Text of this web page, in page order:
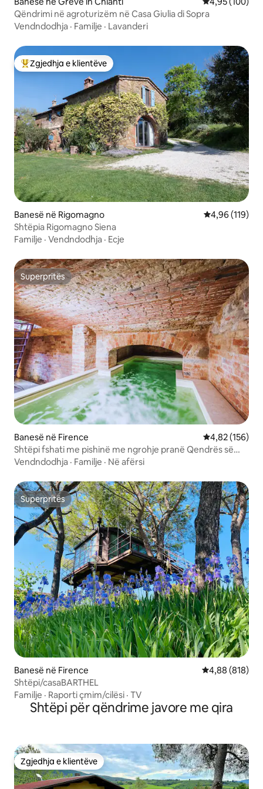
Qëndrimi në agroturizëm në Casa Giulia di Sopra
Vendndodhja · Familje · Lavanderi
Më të mirat e zgjedhjeve të klientëve
Zgjedhja e klientëve
Banesë në Rigomagno Vlerësimi
4,96 (119)
Shtëpia Rigomagno Siena
Familje · Vendndodhja · Ecje
Superpritës
Superpritës
Banesë në Firence Vlerësimi
4,82 (156)
Shtëpi fshati me pishinë me ngrohje pranë Qendrës së
qytetit
Vendndodhja · Familje · Në afërsi
Superpritës
Superpritës
Banesë në Firence Vlerësimi
4,88 (818)
Shtëpi/casaBARTHEL
Familje · Raporti çmim/cilësi · TV
Shtëpi për qëndrime javore me qira
Zgjedhja e klientëve
Zgjedhja e klientëve